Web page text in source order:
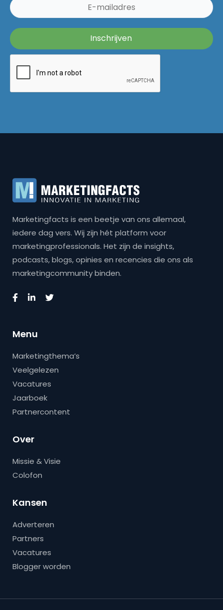
Marketingfacts is een beetje van ons allemaal,
iedere dag vers. Wij zijn hét platform voor
marketingprofessionals. Het zijn de insights,
podcasts, blogs, opinies en recencies die ons als
marketingcommunity binden.
Menu
Marketingthema’s
Veelgelezen
Vacatures
Jaarboek
Partnercontent
Over
Missie & Visie
Colofon
Kansen
Adverteren
Partners
Vacatures
Blogger worden